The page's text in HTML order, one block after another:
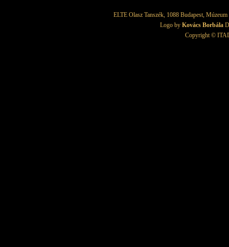
ELTE Olasz Tanszék, 1088 Budapest,
Logo by Kovács Borbála
Copyright ©